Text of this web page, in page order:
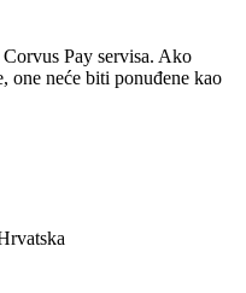
Pay servisa. Ako
one neće biti ponuđene kao